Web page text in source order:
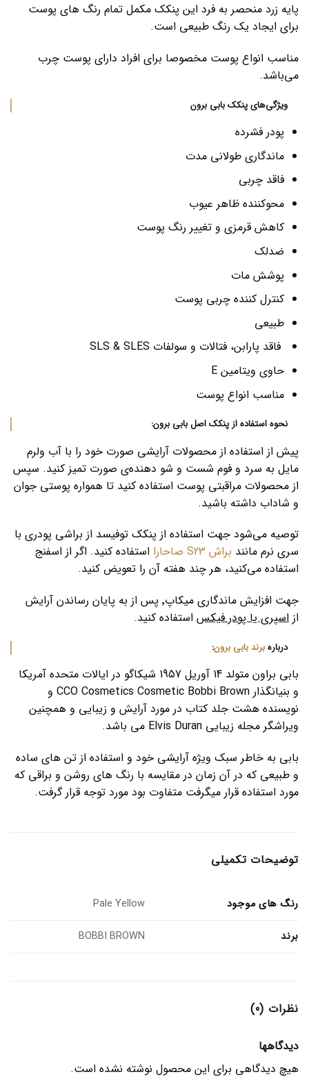
پایه زرد منحصر به فرد این پنکک مکمل تمام رنگ های پوست
برای ایجاد یک رنگ طبیعی است.
مناسب انواع پوست مخصوصا برای افراد دارای پوست چرب
می‌باشد.
ویژگی‌های پنکک بابی برون
پودر فشرده
ماندگاری طولانی مدت
فاقد چربی
محوکننده ظاهر عیوب
کاهش قرمزی و تغییر رنگ پوست
ضدلک
پوشش مات
کنترل کننده چربی پوست
طبیعی
فاقد پارابن، فتالات و سولفات SLS & SLES
حاوی ویتامین E
مناسب انواع پوست
نحوه استفاده از پنکک اصل بابی برون:
پیش از استفاده از محصولات آرایشی صورت خود را با آب ولرم
مایل به سرد و فوم شست و شو دهنده‌‌ی صورت تمیز کنید. سپس
از محصولات مراقبتی پوست استفاده کنید تا همواره پوستی جوان
و شاداب داشته باشید.
توصیه می‌شود جهت استفاده از پنکک توفیسد از براشی پودری با
سری نرم مانند براش S23 صاحارا
استفاده کنید. اگر از اسفنج
استفاده می‌کنید، هر چند هفته آن را تعویض کنید.
جهت افزایش ماندگاری میکاپ٬ پس از به پایان رساندن آرایش
از اسپری یا پودر فیکس استفاده کنید.
دربارهبرند بابی برون:
بابی براون متولد 14 آوریل 1957 شیکاگو در ایالات متحده آمریکا
و بنیانگذار CCO Cosmetics Cosmetic Bobbi Brown و
نویسنده هشت جلد کتاب در مورد آرایش و زیبایی و همچنین
ویراشگر مجله زیبایی Elvis Duran می باشد.
بابی به خاطر سبک ویژه آرایشی خود و استفاده از تن های ساده
و طبیعی که در آن زمان در مقایسه با رنگ های روشن و براقی که
مورد استفاده قرار میگرفت متفاوت بود مورد توجه قرار گرفت.
توضیحات تکمیلی
رنگ های موجود Pale Yellow
برند BOBBI BROWN
نظرات (0)
دیدگاهها
هیچ دیدگاهی برای این محصول نوشته نشده است.